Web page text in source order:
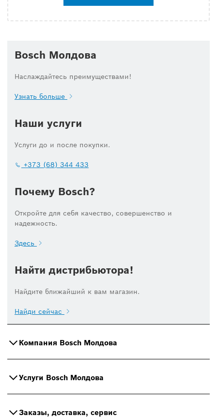
Bosch Молдова
Наслаждайтесь преимуществами!
Узнать больше
Наши услуги
Услуги до и после покупки.
+373 (68) 344 433
Почему Bosch?
Откройте для себя качество, совершенство и
надежность.
Здесь
Найти дистрибьютора!
Найдите ближайший к вам магазин.
Найди сейчас
Компания Bosch Молдова
Услуги Bosch Молдова
Заказы, доставка, сервис